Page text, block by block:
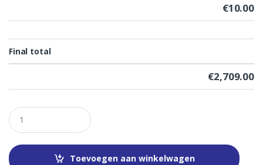
€10.00
Final total
€2,709.00
Q
u
a
t
Toevoegen aan winkelwagen